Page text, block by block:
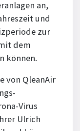
an,
und
zur
dem
können.
von QleanAir
Virus
Ulrich